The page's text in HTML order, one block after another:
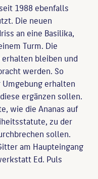
1988 ebenfalls
Die neuen
an eine Basilika,
Turm. Die
bleiben und
werden. So
erhalten
ergänzen sollen.
wie die Ananas auf
zu der
sollen.
am Haupteingang
Ed. Puls